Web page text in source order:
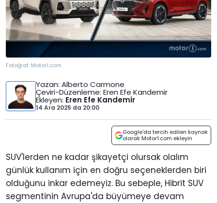
Fotoğraf: Motor1.com
Yazan: Alberto Carmone
Çeviri-Düzenleme: Eren Efe Kandemir
Ekleyen: Eren Efe Kandemir
14 Ara 2025 da 20:00
Google'da tercih edilen kaynak
olarak Motor1.com ekleyin
SUV'lerden ne kadar şikayetçi olursak olalım
günlük kullanım için en doğru seçeneklerden biri
olduğunu inkar edemeyiz. Bu sebeple, Hibrit SUV
segmentinin Avrupa'da büyümeye devam